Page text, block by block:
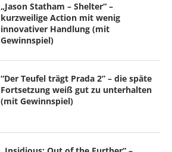
„Jason Statham – Shelter“ –
kurzweilige Action mit wenig
innovativer Handlung (mit
Gewinnspiel)
“Der Teufel trägt Prada 2” – die späte
Fortsetzung weiß gut zu unterhalten
(mit Gewinnspiel)